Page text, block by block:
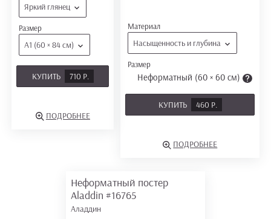
Яркий глянец
Размер
А1 (60 × 84 см)
КУПИТЬ 710 Р.
ПОДРОБНЕЕ
Материал
Насыщенность и глубина
Размер
Неформатный (60 × 60 см)
КУПИТЬ 460 Р.
ПОДРОБНЕЕ
Неформатный постер
Aladdin #16765
Аладдин